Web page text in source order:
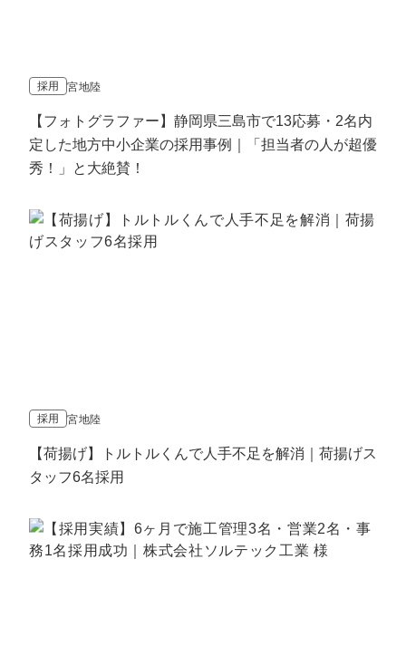
採用 宮地陸
【フォトグラファー】静岡県三島市で13応募・2名内
定した地方中小企業の採用事例｜「担当者の人が超優
秀！」と大絶賛！
採用 宮地陸
【荷揚げ】トルトルくんで人手不足を解消｜荷揚げス
タッフ6名採用